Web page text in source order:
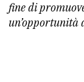
fine di
un’opportunità